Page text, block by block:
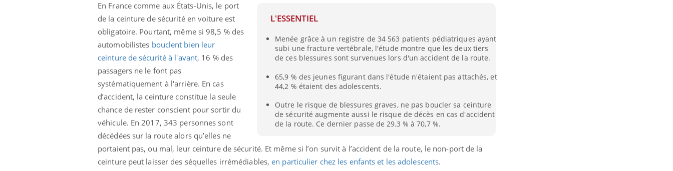
L'ESSENTIEL
Menée grâce à un registre de 34 563 patients pédiatriques ayant
subi une fracture vertébrale, l'étude montre que les deux tiers
de ces blessures sont survenues lors d'un accident de la route.
65,9 % des jeunes figurant dans l'étude n'étaient pas attachés, et
44,2 % étaient des adolescents.
Outre le risque de blessures graves, ne pas boucler sa ceinture
de sécurité augmente aussi le risque de décès en cas d'accident
de la route. Ce dernier passe de 29,3 % à 70,7 %.
En France comme aux États-Unis, le port
de la ceinture de sécurité en voiture est
obligatoire. Pourtant, même si 98,5 % des
automobilistes bouclent bien leur
ceinture de sécurité à l'avant, 16 % des
passagers ne le font pas
systématiquement à l'arrière. En cas
d’accident, la ceinture constitue la seule
chance de rester conscient pour sortir du
véhicule. En 2017, 343 personnes sont
décédées sur la route alors qu’elles ne
portaient pas, ou mal, leur ceinture de sécurité. Et même si l’on survit à l’accident de la route, le non-port de la
ceinture peut laisser des séquelles irrémédiables,en particulier chez les enfants et les adolescents.